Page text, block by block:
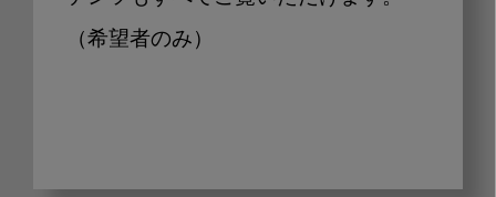
（希望者のみ）